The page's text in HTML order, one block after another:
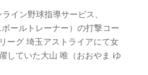
イン野球指導サービス、
ールトレーナー）の打撃コー
ーグ 埼玉アストライアにて女
していた大山 唯（おおやま ゆ